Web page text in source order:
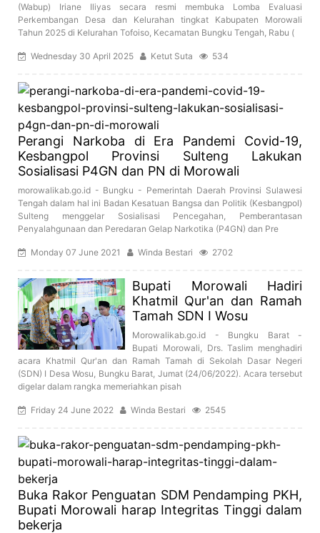
(Wabup) Iriane Iliyas secara resmi membuka Lomba Evaluasi
Perkembangan Desa dan Kelurahan tingkat Kabupaten Morowali
Tahun 2025 di Kelurahan Tofoiso, Kecamatan Bungku Tengah, Rabu (
Wednesday 30 April 2025 Ketut Suta 534
Perangi Narkoba di Era Pandemi Covid-19,
Kesbangpol Provinsi Sulteng Lakukan
Sosialisasi P4GN dan PN di Morowali
morowalikab.go.id - Bungku - Pemerintah Daerah Provinsi Sulawesi
Tengah dalam hal ini Badan Kesatuan Bangsa dan Politik (Kesbangpol)
Sulteng menggelar Sosialisasi Pencegahan, Pemberantasan
Penyalahgunaan dan Peredaran Gelap Narkotika (P4GN) dan Pre
Monday 07 June 2021 Winda Bestari 2702
Bupati Morowali Hadiri
Khatmil Qur'an dan Ramah
Tamah SDN I Wosu
Morowalikab.go.id - Bungku Barat -
Bupati Morowali, Drs. Taslim menghadiri
acara Khatmil Qur'an dan Ramah Tamah di Sekolah Dasar Negeri
(SDN) I Desa Wosu, Bungku Barat, Jumat (24/06/2022). Acara tersebut
digelar dalam rangka memeriahkan pisah
Friday 24 June 2022 Winda Bestari 2545
Buka Rakor Penguatan SDM Pendamping PKH,
Bupati Morowali harap Integritas Tinggi dalam
bekerja